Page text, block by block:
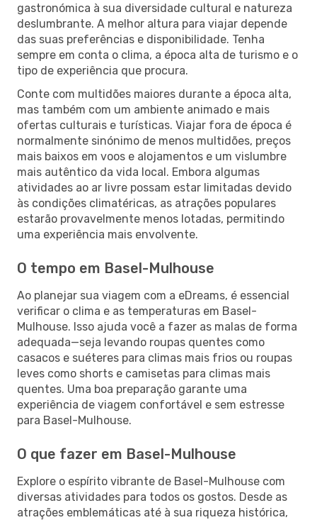
gastronómica à sua diversidade cultural e natureza
deslumbrante. A melhor altura para viajar depende
das suas preferências e disponibilidade. Tenha
sempre em conta o clima, a época alta de turismo e o
tipo de experiência que procura.
Conte com multidões maiores durante a época alta,
mas também com um ambiente animado e mais
ofertas culturais e turísticas. Viajar fora de época é
normalmente sinónimo de menos multidões, preços
mais baixos em voos e alojamentos e um vislumbre
mais autêntico da vida local. Embora algumas
atividades ao ar livre possam estar limitadas devido
às condições climatéricas, as atrações populares
estarão provavelmente menos lotadas, permitindo
uma experiência mais envolvente.
O tempo em Basel-Mulhouse
Ao planejar sua viagem com a eDreams, é essencial
verificar o clima e as temperaturas em Basel-
Mulhouse. Isso ajuda você a fazer as malas de forma
adequada—seja levando roupas quentes como
casacos e suéteres para climas mais frios ou roupas
leves como shorts e camisetas para climas mais
quentes. Uma boa preparação garante uma
experiência de viagem confortável e sem estresse
para Basel-Mulhouse.
O que fazer em Basel-Mulhouse
Explore o espírito vibrante de Basel-Mulhouse com
diversas atividades para todos os gostos. Desde as
atrações emblemáticas até à sua riqueza histórica,